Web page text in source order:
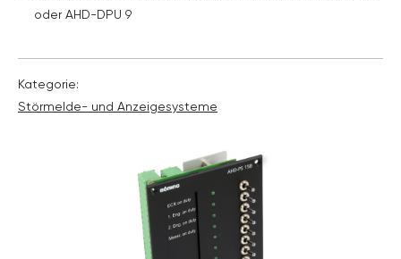
oder AHD-DPU 9
Kategorie:
Störmelde- und Anzeige­systeme